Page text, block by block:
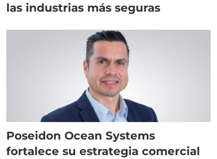
las industrias más seguras
Poseidon Ocean Systems
fortalece su estrategia comercial